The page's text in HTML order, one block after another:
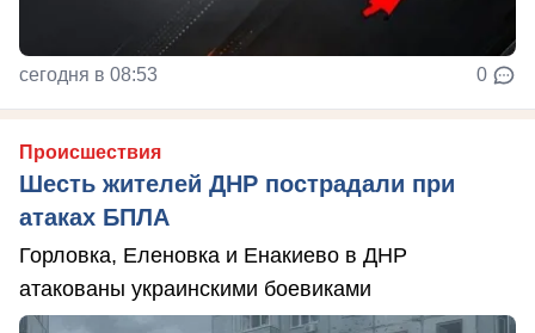
сегодня в 08:53 0
Происшествия
Шесть жителей ДНР пострадали при
атаках БПЛА
Горловка, Еленовка и Енакиево в ДНР
атакованы украинскими боевиками